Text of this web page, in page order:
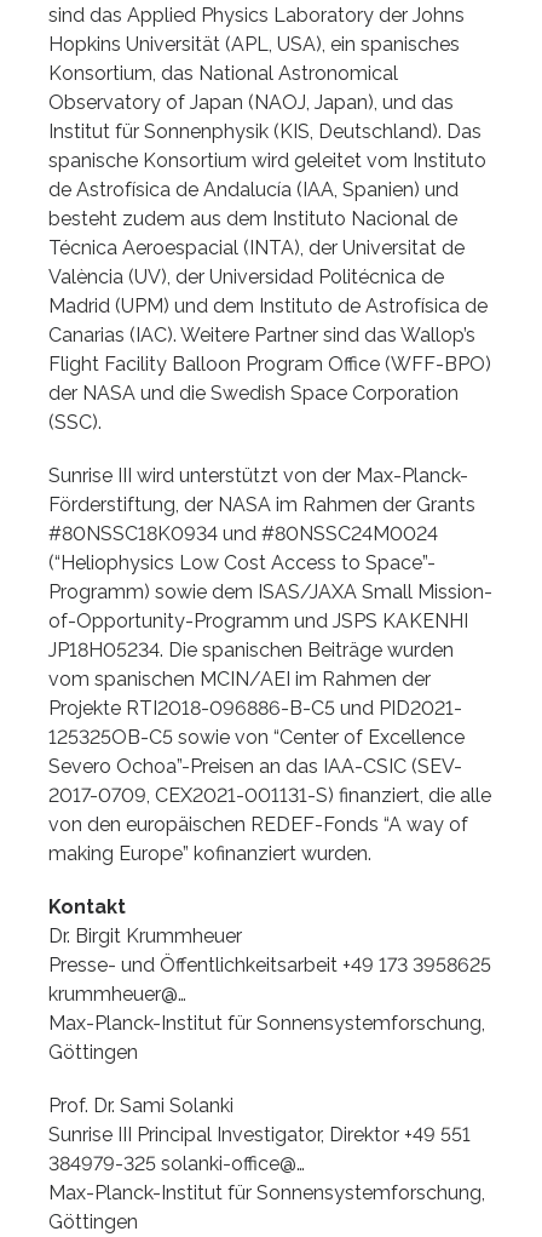
sind das Applied Physics Laboratory der Johns
Hopkins Universität (APL, USA), ein spanisches
Konsortium, das National Astronomical
Observatory of Japan (NAOJ, Japan), und das
Institut für Sonnenphysik (KIS, Deutschland). Das
spanische Konsortium wird geleitet vom Instituto
de Astrofísica de Andalucía (IAA, Spanien) und
besteht zudem aus dem Instituto Nacional de
Técnica Aeroespacial (INTA), der Universitat de
València (UV), der Universidad Politécnica de
Madrid (UPM) und dem Instituto de Astrofísica de
Canarias (IAC). Weitere Partner sind das Wallop’s
Flight Facility Balloon Program Office (WFF-BPO)
der NASA und die Swedish Space Corporation
(SSC).
Sunrise III wird unterstützt von der Max-Planck-
Förderstiftung, der NASA im Rahmen der Grants
#80NSSC18K0934 und #80NSSC24M0024
(“Heliophysics Low Cost Access to Space”-
Programm) sowie dem ISAS/JAXA Small Mission-
of-Opportunity-Programm und JSPS KAKENHI
JP18H05234. Die spanischen Beiträge wurden
vom spanischen MCIN/AEI im Rahmen der
Projekte RTI2018-096886-B-C5 und PID2021-
125325OB-C5 sowie von “Center of Excellence
Severo Ochoa”-Preisen an das IAA-CSIC (SEV-
2017-0709, CEX2021-001131-S) finanziert, die alle
von den europäischen REDEF-Fonds “A way of
making Europe” kofinanziert wurden.
Kontakt
Dr. Birgit Krummheuer
Presse- und Öffentlichkeitsarbeit +49 173 3958625
krummheuer@…
Max-Planck-Institut für Sonnensystemforschung,
Göttingen
Prof. Dr. Sami Solanki
Sunrise III Principal Investigator, Direktor +49 551
384979-325 solanki-office@…
Max-Planck-Institut für Sonnensystemforschung,
Göttingen